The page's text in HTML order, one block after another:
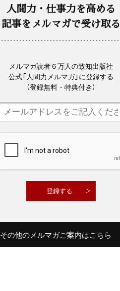
人間力・仕事力を高める
記事をメルマガで受け取る
メルマガ読者６万人の致知出版社
公式「人間力メルマガ」に登録する
（登録無料・特典付き）
その他のメルマガご案内はこちら